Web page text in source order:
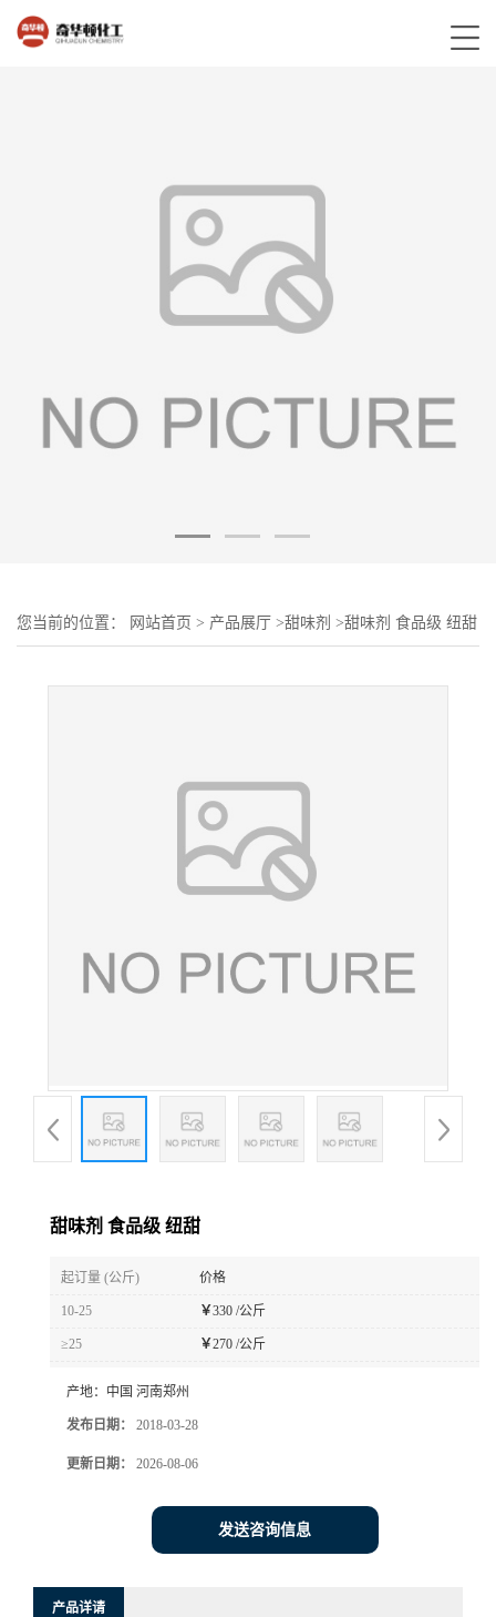
您当前的位置： 网站首页 > 产品展厅 >甜味剂 >甜味剂 食品级 纽甜
甜味剂 食品级 纽甜
起订量 (公斤) 价格
10-25 ￥330 /公斤
≥25 ￥270 /公斤
产地： 中国 河南郑州
发布日期： 2018-03-28
更新日期： 2026-08-06
发送咨询信息
产品详请